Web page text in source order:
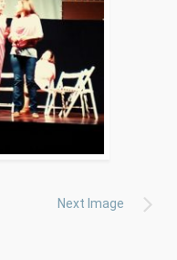
Next Image